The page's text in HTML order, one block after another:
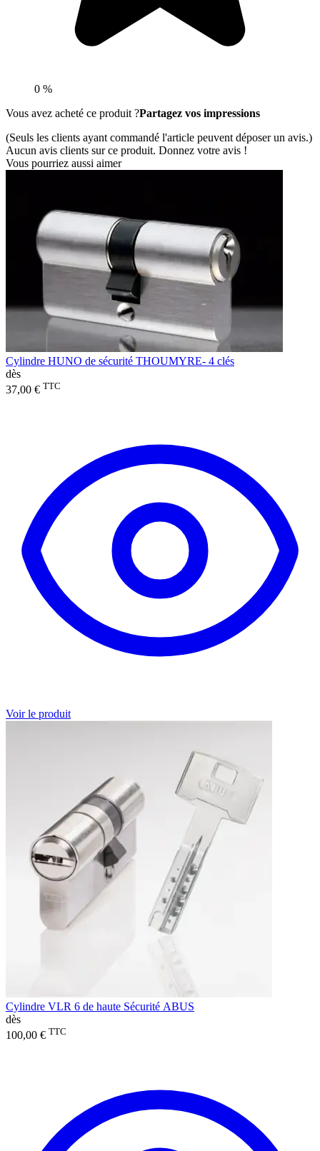
0 %
Vous avez acheté ce produit ?Partagez vos impressions
(Seuls les clients ayant commandé l'article peuvent déposer un avis.)
Aucun avis clients sur ce produit. Donnez votre avis !
Vous pourriez aussi aimer
Cylindre HUNO de sécurité THOUMYRE- 4 clés
dès
37,00 € TTC
Voir le produit
Cylindre VLR 6 de haute Sécurité ABUS
dès
100,00 € TTC